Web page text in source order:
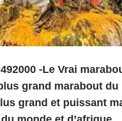
-Le Vrai
grand marabout du
grand et puissant